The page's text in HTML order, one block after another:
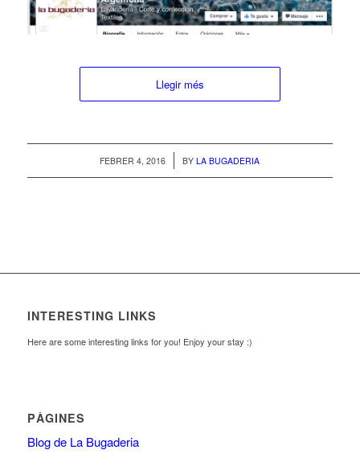
Llegir més
FEBRER 4, 2016
/ BYLA BUGADERIA
INTERESTING LINKS
Here are some interesting links for you! Enjoy your stay :)
PÀGINES
Blog de La Bugaderia